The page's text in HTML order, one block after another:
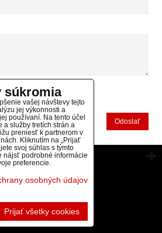
Odoslať
súkromia
vašej návštevy tejto
jej výkonnosti a
používaní. Na tento účel
a služby tretích strán a
preniesť k partnerom v
Kliknutím na „Prijať
svoj súhlas s týmto
nájsť podrobné informácie
preferencie.
osobných údajov
Prijať všetky cookies